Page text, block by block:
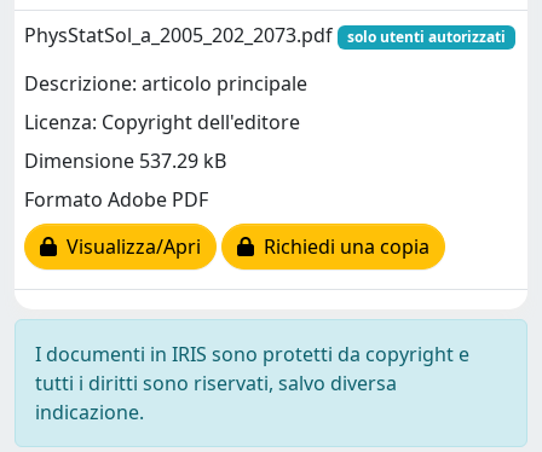
PhysStatSol_a_2005_202_2073.pdf
solo utenti autorizzati
Descrizione: articolo principale
Licenza: Copyright dell'editore
Dimensione 537.29 kB
Formato Adobe PDF
Visualizza/Apri
Richiedi una copia
I documenti in IRIS sono protetti da copyright e
tutti i diritti sono riservati, salvo diversa
indicazione.